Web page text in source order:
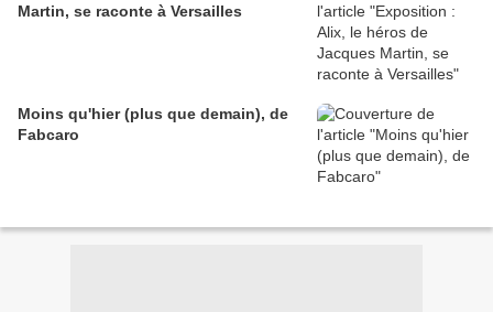
Martin, se raconte à Versailles
Moins qu'hier (plus que demain), de
Fabcaro